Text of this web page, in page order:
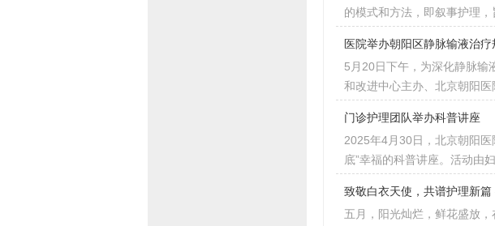
的模式和方法，即叙事护理
医院举办朝阳区静脉输液治
5月20日下午，为深化静脉输
和改进中心主办、北京朝阳
门诊护理团队举办科普讲座
2025年4月30日，北京朝阳
底”幸福的科普讲座。活动由
致敬白衣天使，共谱护理新
五月，阳光灿烂，鲜花盛放